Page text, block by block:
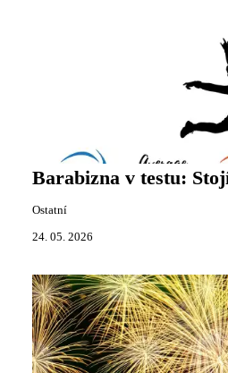
Barabizna v testu:
Ostatní
24. 05. 2026